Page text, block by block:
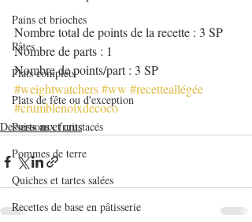
Pains et brioches
Pâtes
Plats complets
Plats de fête ou d'exception
Poissons et crustacés
Pommes de terre
Quiches et tartes salées
Recettes de base en pâtisserie
Nombre total de points de la recette : 3 SP
Nombre de parts : 1
Nombre de points/part : 3 SP
#weightwatchers#ww #recetteallégée
#crumblenoixdecoco
Desserts aux fruits